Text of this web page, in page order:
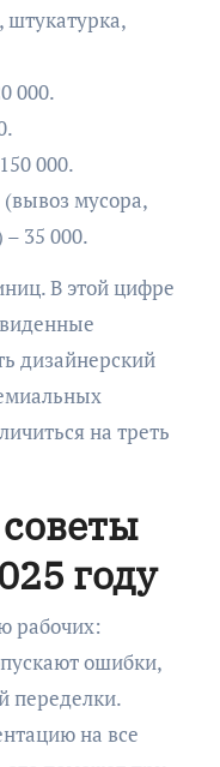
000.
000.
мусора,
35 000.
В этой цифре
дизайнерский
на треть
году
рабочих:
ошибки,
переделки.
на все